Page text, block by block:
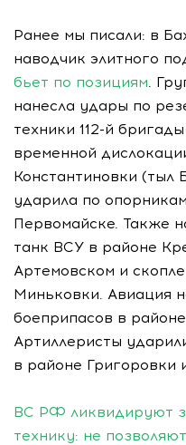
Ранее мы писали: в
наводчик элитного
бьет по позициям.
нанесла удары по
техники 112-й
временной
Константиновки
ударила по
Первомайске. Также
танк ВСУ в районе
Артемовском и
Миньковки. Авиация
боеприпасов в
Артиллеристы
в районе Григоровки
ВС РФ ликвидируют
технику: не